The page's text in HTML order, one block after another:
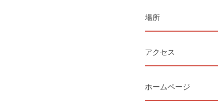
場所
アクセス
ホームページ